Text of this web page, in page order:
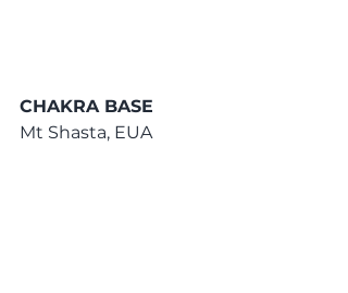
CHAKRA BASE
Mt Shasta, EUA